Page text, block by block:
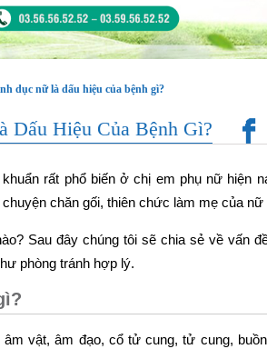
dục nữ là dấu hiệu của bệnh gì?
Hiệu Của Bệnh Gì?
rất phổ biến ở chị em phụ nữ hiện
chăn gối, thiên chức làm mẹ của nữ
Sau đây chúng tôi sẽ chia sẻ về vấn
phòng tránh hợp lý.
vật, âm đạo, cổ tử cung, tử cung,